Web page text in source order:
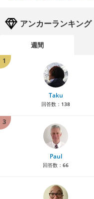
アンカーランキング
週間
1
Taku
回答数： 138
3
Paul
回答数： 66